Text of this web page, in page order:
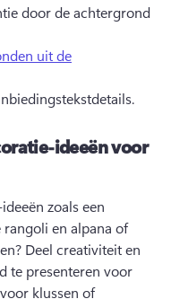
door de achtergrond
uit de
ideeën voor
zoals een
en alpana of
Deel creativiteit en
te presenteren voor
klussen of